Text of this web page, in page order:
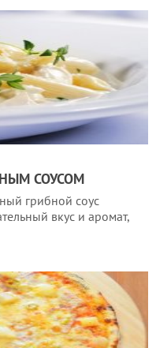
СОУСОМ
грибной соус
вкус и аромат,